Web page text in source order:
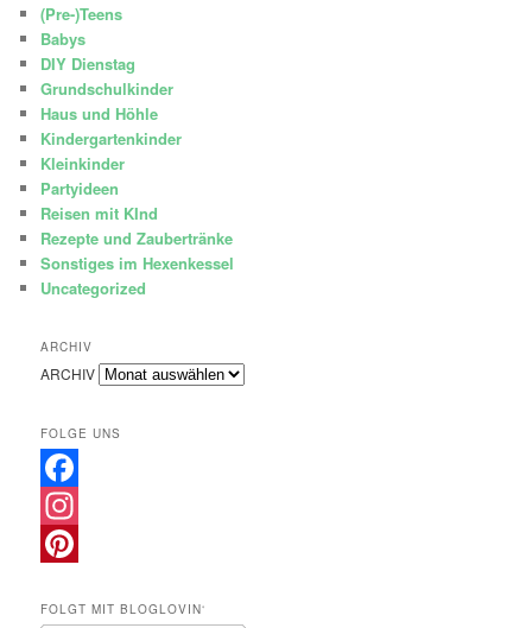
(Pre-)Teens
Babys
DIY Dienstag
Grundschulkinder
Haus und Höhle
Kindergartenkinder
Kleinkinder
Partyideen
Reisen mit KInd
Rezepte und Zaubertränke
Sonstiges im Hexenkessel
Uncategorized
ARCHIV
ARCHIV
FOLGE UNS
Facebook
Instagram
FOLGT MIT BLOGLOVIN‘